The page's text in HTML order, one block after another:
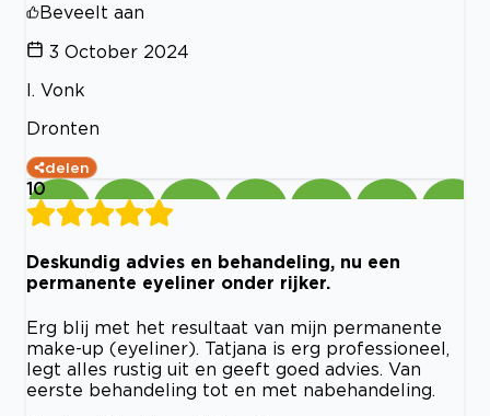
Beveelt aan
3 October 2024
I. Vonk
Dronten
delen
10
Deskundig advies en behandeling, nu een
permanente eyeliner onder rijker.
Erg blij met het resultaat van mijn permanente
make-up (eyeliner). Tatjana is erg professioneel,
legt alles rustig uit en geeft goed advies. Van
eerste behandeling tot en met nabehandeling.